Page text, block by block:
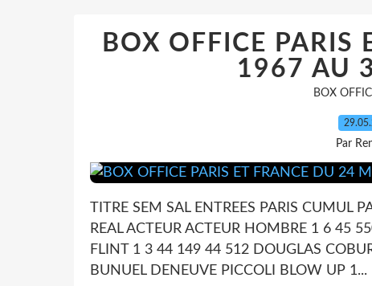
BOX OFFICE PARIS
1967 AU
BOX
Par
TITRE SEM SAL ENTREES PARIS CUMUL
REAL ACTEUR ACTEUR HOMBRE 1 6 45
FLINT 1 3 44 149 44 512 DOUGLAS
BUNUEL DENEUVE PICCOLI BLOW UP 1...